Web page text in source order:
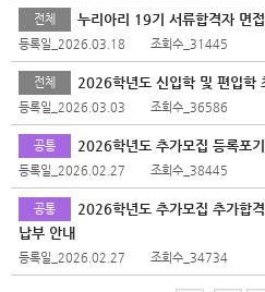
전체 누리아리 19기 서류합격자 면접
등록일_2026.03.18 조회수_31445
전체 2026학년도 신입학 및 편입학
등록일_2026.03.03 조회수_36586
공통 2026학년도 추가모집 등록포
등록일_2026.02.27 조회수_38445
공통
2026학년도 추가모집 추가합
납부 안내
등록일_2026.02.27 조회수_34734